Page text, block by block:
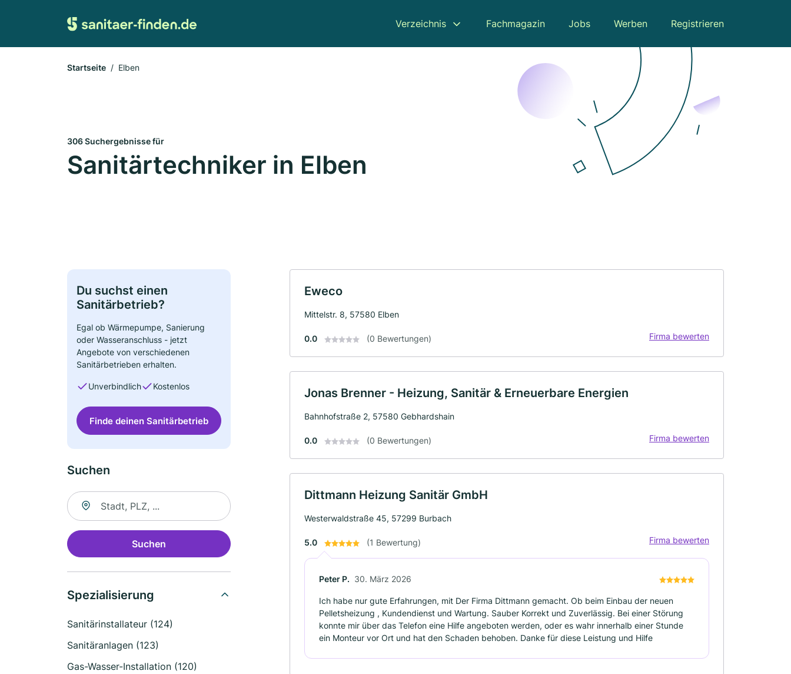
Verzeichnis Fachmagazin Jobs Werben Registrieren
Startseite Elben
306 Suchergebnisse für
Sanitärtechniker in Elben
Du suchst einen
Sanitärbetrieb?
Egal ob Wärmepumpe, Sanierung
oder Wasseranschluss - jetzt
Angebote von verschiedenen
Sanitärbetrieben erhalten.
Unverbindlich Kostenlos
Finde deinen Sanitärbetrieb
Suchen
Suche nach Ort
Suchen
Spezialisierung
Sanitärinstallateur (124)
Sanitäranlagen (123)
Gas-Wasser-Installation (120)
Eweco
Mittelstr. 8, 57580 Elben
0.0 (0 Bewertungen) Firma bewerten
Jonas Brenner - Heizung, Sanitär & Erneuerbare Energien
Bahnhofstraße 2, 57580 Gebhardshain
0.0 (0 Bewertungen) Firma bewerten
Dittmann Heizung Sanitär GmbH
Westerwaldstraße 45, 57299 Burbach
5.0 (1 Bewertung) Firma bewerten
Peter P. 30. März 2026
Ich habe nur gute Erfahrungen, mit Der Firma Dittmann gemacht. Ob beim Einbau der neuen
Pelletsheizung , Kundendienst und Wartung. Sauber Korrekt und Zuverlässig. Bei einer Störung
konnte mir über das Telefon eine Hilfe angeboten werden, oder es wahr innerhalb einer Stunde
ein Monteur vor Ort und hat den Schaden behoben. Danke für diese Leistung und Hilfe